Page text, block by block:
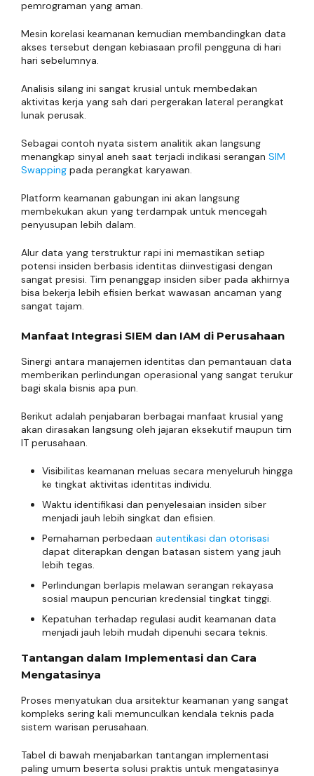
pemrograman yang aman.
Mesin korelasi keamanan kemudian membandingkan data
akses tersebut dengan kebiasaan profil pengguna di hari
hari sebelumnya.
Analisis silang ini sangat krusial untuk membedakan
aktivitas kerja yang sah dari pergerakan lateral perangkat
lunak perusak.
Sebagai contoh nyata sistem analitik akan langsung
menangkap sinyal aneh saat terjadi indikasi serangan SIM
Swapping pada perangkat karyawan.
Platform keamanan gabungan ini akan langsung
membekukan akun yang terdampak untuk mencegah
penyusupan lebih dalam.
Alur data yang terstruktur rapi ini memastikan setiap
potensi insiden berbasis identitas diinvestigasi dengan
sangat presisi. Tim penanggap insiden siber pada akhirnya
bisa bekerja lebih efisien berkat wawasan ancaman yang
sangat tajam.
Manfaat Integrasi SIEM dan IAM di Perusahaan
Sinergi antara manajemen identitas dan pemantauan data
memberikan perlindungan operasional yang sangat terukur
bagi skala bisnis apa pun.
Berikut adalah penjabaran berbagai manfaat krusial yang
akan dirasakan langsung oleh jajaran eksekutif maupun tim
IT perusahaan.
Visibilitas keamanan meluas secara menyeluruh hingga
ke tingkat aktivitas identitas individu.
Waktu identifikasi dan penyelesaian insiden siber
menjadi jauh lebih singkat dan efisien.
Pemahaman perbedaan autentikasi dan otorisasi
dapat diterapkan dengan batasan sistem yang jauh
lebih tegas.
Perlindungan berlapis melawan serangan rekayasa
sosial maupun pencurian kredensial tingkat tinggi.
Kepatuhan terhadap regulasi audit keamanan data
menjadi jauh lebih mudah dipenuhi secara teknis.
Tantangan dalam Implementasi dan Cara
Mengatasinya
Proses menyatukan dua arsitektur keamanan yang sangat
kompleks sering kali memunculkan kendala teknis pada
sistem warisan perusahaan.
Tabel di bawah menjabarkan tantangan implementasi
paling umum beserta solusi praktis untuk mengatasinya